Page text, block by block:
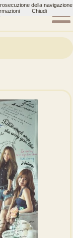
della navigazione
Chiudi